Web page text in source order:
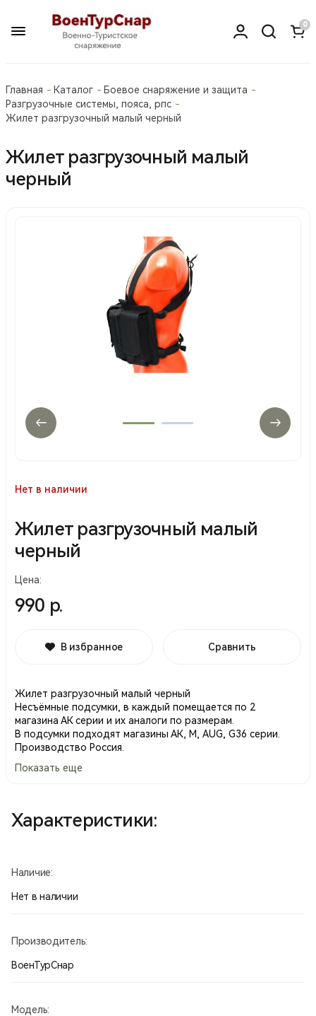
0
Главная Каталог
Боевое снаряжение и защита
Разгрузочные системы, пояса, рпс
Жилет разгрузочный малый черный
Жилет разгрузочный малый
черный
Нет в наличии
Жилет разгрузочный малый
черный
Цена:
990 р.
В избранное Сравнить
Жилет разгрузочный малый черный
Несъёмные подсумки, в каждый помещается по 2
магазина АК серии и их аналоги по размерам.
В подсумки подходят магазины АК, М, AUG, G36 серии.
Производство Россия.
Показать еще
Характеристики:
Наличие:
Нет в наличии
Производитель:
ВоенТурСнар
Модель: